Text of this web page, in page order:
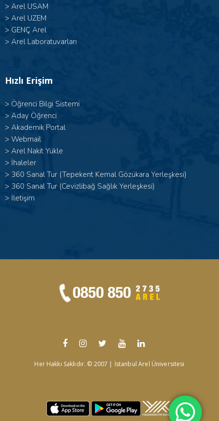
> Arel USAM
> Arel UZEM
> GENÇ Arel
> Arel Laboratuvarları
Hızlı Erişim
> Öğrenci Bilgi Sistemi
> Aday Öğrenci
> Akademik Portal
> Webmail
> Arel Nakit Yükle
> İhaleler
> 360 Sanal Tur (Tepekent Kemal Gözükara Yerleşkesi)
> 360 Sanal Tur (Cevizlibağ Sağlık Yerleşkesi)
> İletişim
Her Hakkı Saklıdır. © 2007 | İstanbul Arel Üniversitesi